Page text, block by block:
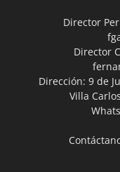
Director
Director
Dirección: 9 de
Villa